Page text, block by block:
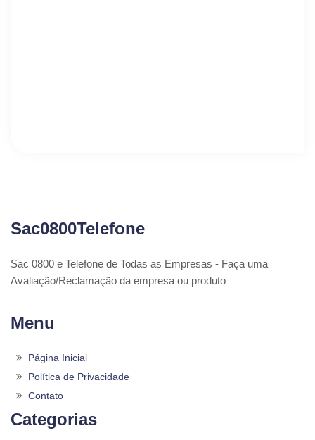
Sac0800Telefone
Sac 0800 e Telefone de Todas as Empresas - Faça uma
Avaliação/Reclamação da empresa ou produto
Menu
Página Inicial
Política de Privacidade
Contato
Categorias